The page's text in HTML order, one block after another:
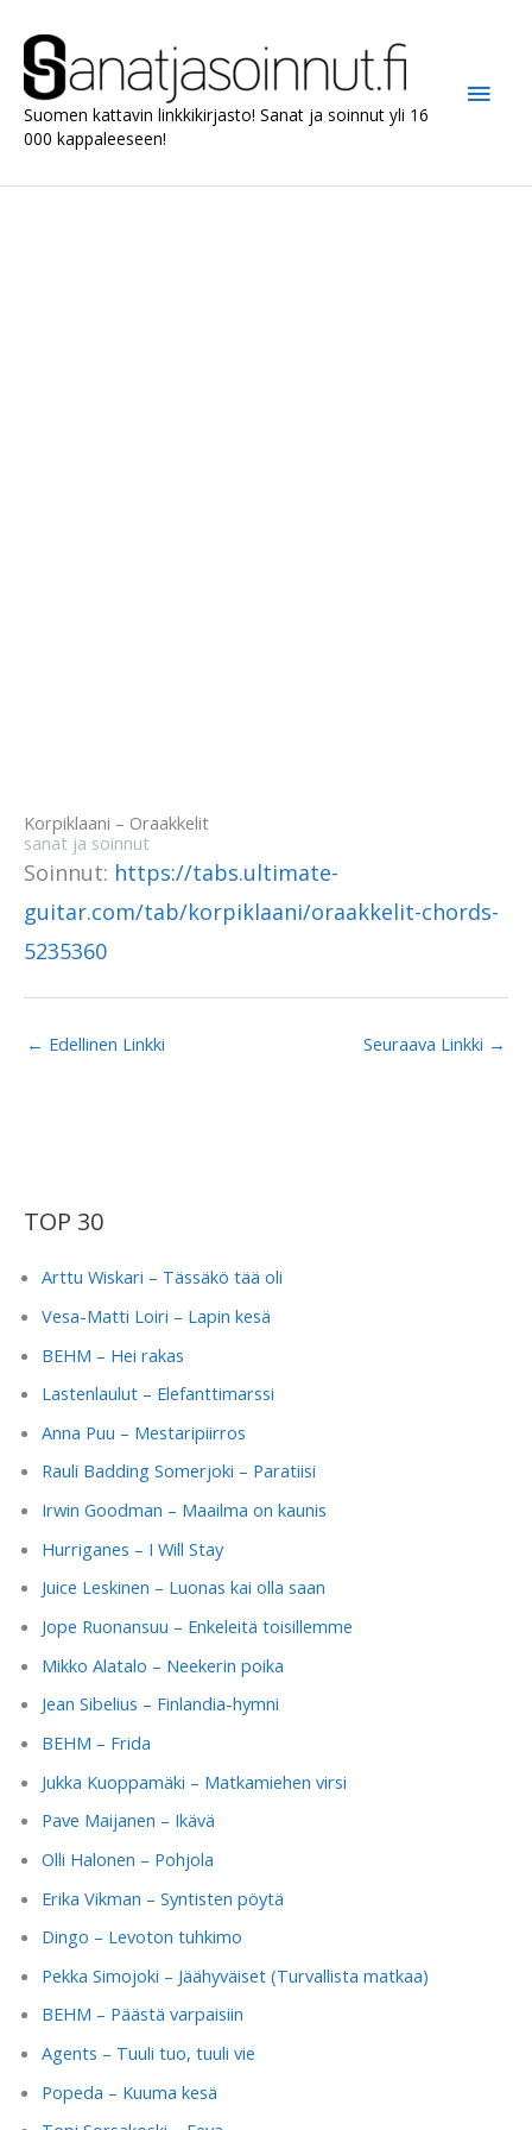
sisältöön
Suomen kattavin linkkikirjasto! Sanat ja soinnut yli 16
000 kappaleeseen!
Korpiklaani – Oraakkelit
sanat ja soinnut
Soinnut: https://tabs.ultimate-
guitar.com/tab/korpiklaani/oraakkelit-chords-
5235360
← Edellinen Linkki Seuraava Linkki →
TOP 30
Arttu Wiskari – Tässäkö tää oli
Vesa-Matti Loiri – Lapin kesä
BEHM – Hei rakas
Lastenlaulut – Elefanttimarssi
Anna Puu – Mestaripiirros
Rauli Badding Somerjoki – Paratiisi
Irwin Goodman – Maailma on kaunis
Hurriganes – I Will Stay
Juice Leskinen – Luonas kai olla saan
Jope Ruonansuu – Enkeleitä toisillemme
Mikko Alatalo – Neekerin poika
Jean Sibelius – Finlandia-hymni
BEHM – Frida
Jukka Kuoppamäki – Matkamiehen virsi
Pave Maijanen – Ikävä
Olli Halonen – Pohjola
Erika Vikman – Syntisten pöytä
Dingo – Levoton tuhkimo
Pekka Simojoki – Jäähyväiset (Turvallista matkaa)
BEHM – Päästä varpaisiin
Agents – Tuuli tuo, tuuli vie
Popeda – Kuuma kesä